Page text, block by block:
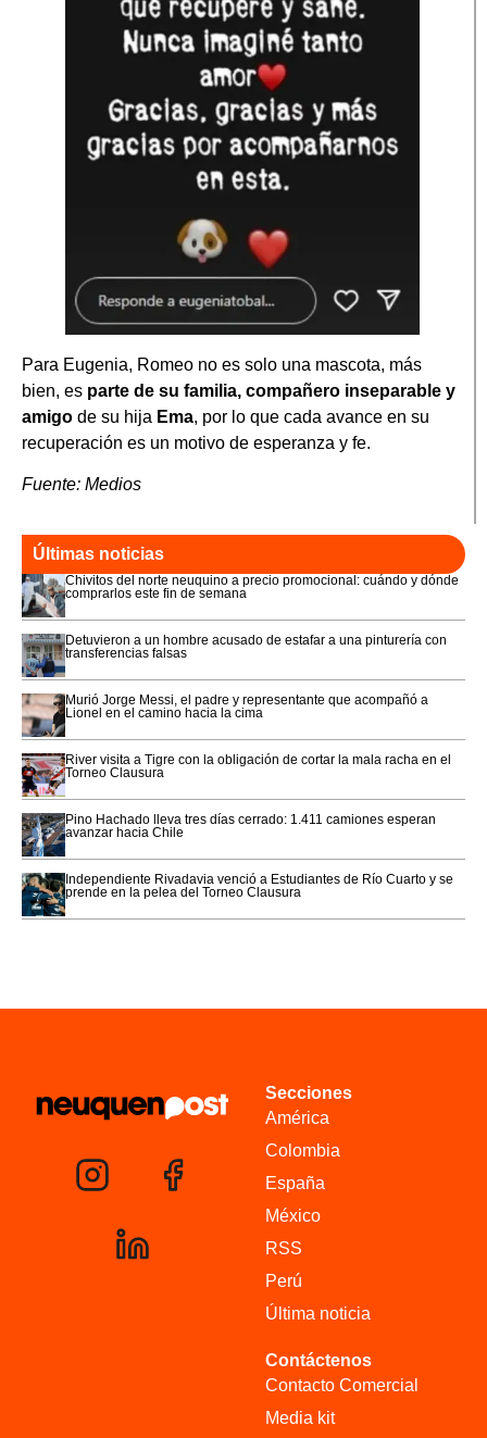
Para Eugenia, Romeo no es solo una mascota, más
bien, es parte de su familia, compañero inseparable y
amigo de su hija Ema, por lo que cada avance en su
recuperación es un motivo de esperanza y fe.
Fuente: Medios
Últimas noticias
Chivitos del norte neuquino a precio promocional: cuándo y dónde
comprarlos este fin de semana
Detuvieron a un hombre acusado de estafar a una pinturería con
transferencias falsas
Murió Jorge Messi, el padre y representante que acompañó a
Lionel en el camino hacia la cima
River visita a Tigre con la obligación de cortar la mala racha en el
Torneo Clausura
Pino Hachado lleva tres días cerrado: 1.411 camiones esperan
avanzar hacia Chile
Independiente Rivadavia venció a Estudiantes de Río Cuarto y se
prende en la pelea del Torneo Clausura
Secciones
América
Colombia
España
México
RSS
Perú
Última noticia
Contáctenos
Contacto Comercial
Media kit